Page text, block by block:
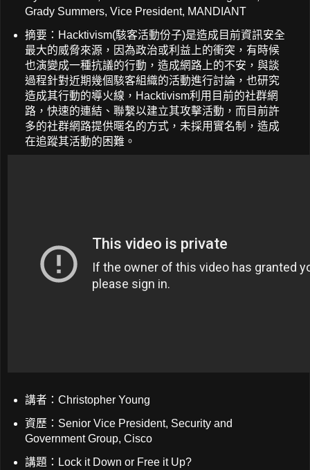
Grady Summers, Vice President, MANDIANT
摘要：Hacktivism(駭客活動份子)是造成目前資訊安全
最大的威脅來源，因為政治或利益上的衝突，有時候
也演變成一種抗議的行動，造成網路上的不安，與談
過程針對近期幾個駭客組織的活動進行討論，也研究
造成其行動的導火線，Hacktivism利用目前的社群網
路，快速的連結、聯繫以建立其攻擊活動，而目前許
多的社群網路提供暱名的方式，未採用實名制，造成
在追蹤其活動的困難。
講者：Christopher Young
資歷：Senior Vice President, Security and
Government Group, Cisco
講題：Lock it Down or Free it Up?